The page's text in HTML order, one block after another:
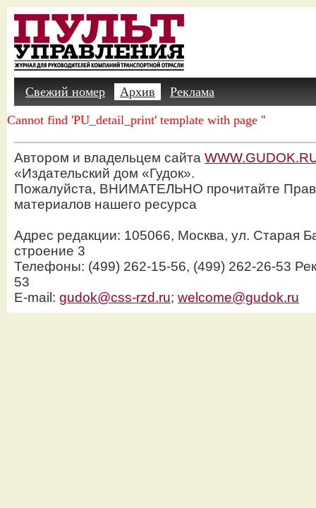
Свежий номер Архив
Реклама
Cannot find 'PU_detail_print' template with page ''
Автором и владельцем сайта
«Издательский дом «Гудок».
Пожалуйста, ВНИМАТЕЛЬНО прочитайте
материалов нашего ресурса
Адрес редакции: 105066, Москва, ул. Старая
строение 3
Телефоны: (499) 262-15-56, (499) 262-26-53
53
E-mail: gudok@css-rzd.ru; welcome@gudok.ru